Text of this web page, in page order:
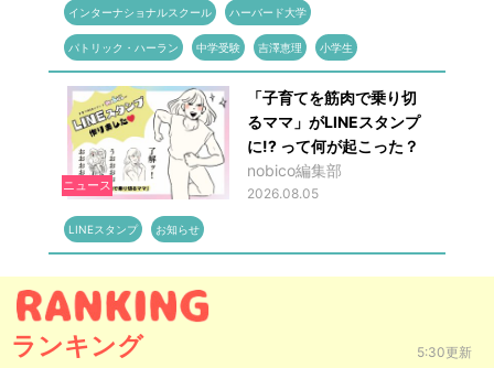
インターナショナルスクール ハーバード大学
パトリック・ハーラン 中学受験 吉澤恵理 小学生
ニュース
「子育てを筋肉で乗り切
るママ」がLINEスタンプ
に!? って何が起こった？
nobico編集部
2026.08.05
LINEスタンプ お知らせ
ランキング 5:30更新